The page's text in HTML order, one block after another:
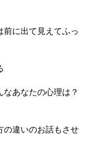
前に出て見えてふっ
あなたの心理は？
の違いのお話もさせ